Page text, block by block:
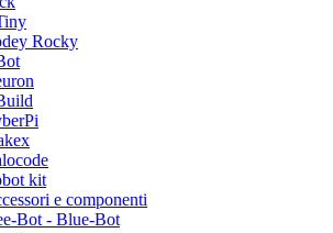
Rocky
kit
e componenti
Bot - Blue-Bot